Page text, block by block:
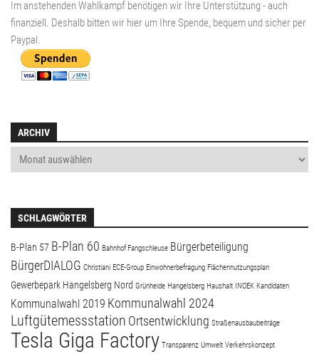
Im anstehenden Wahlkampf benötigen wir Ihre Unterstützung - auch
finanziell. Deshalb bitten wir hier um Ihre Spende, bequem und sicher per
Paypal.
ARCHIV
SCHLAGWÖRTER
B-Plan 57 B-Plan 60 Bahnhof Fangschleuse Bürgerbeteiligung
BürgerDIALOG Christiani ECE-Group Einwohnerbefragung Flächennutzungsplan
Gewerbepark Hangelsberg Nord Grünheide Hangelsberg Haushalt INOEK Kandidaten
Kommunalwahl 2019 Kommunalwahl 2024
Luftgütemessstation Ortsentwicklung Straßenausbaubeiträge
Tesla Giga Factory Transparenz Umwelt Verkehrskonzept